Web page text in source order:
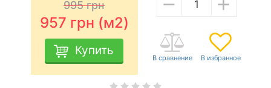
995грн
957 грн (м2)
Купить